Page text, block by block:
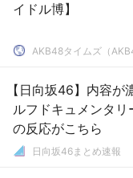
イドル博】
AKB48タイムズ（
【日向坂46】内容
ルフドキュメンタリ
の反応がこちら
日向坂46まとめ速報